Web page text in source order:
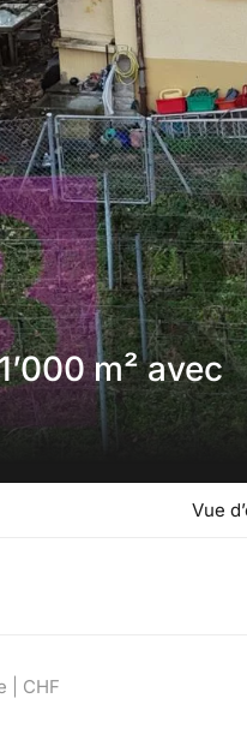
m² avec
Vue
| CHF